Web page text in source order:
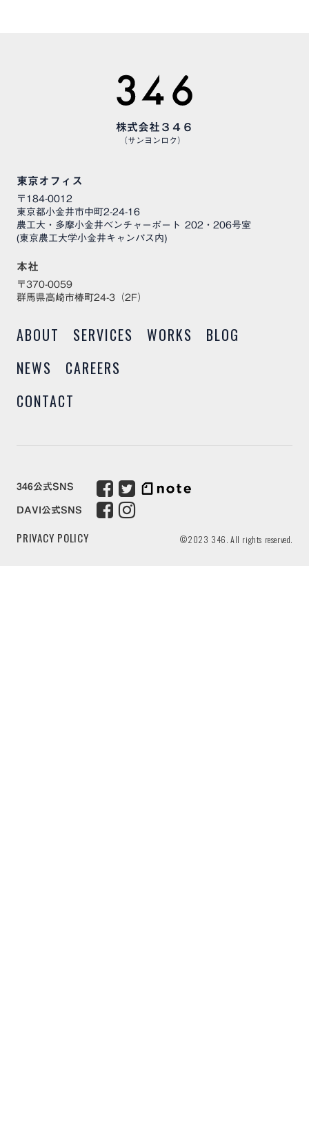
株式会社３４６
（サンヨンロク）
東京オフィス
〒184-0012
東京都小金井市中町2-24-16
農工大・多摩小金井ベンチャーポート 202・206号室
(東京農工大学小金井キャンパス内)
本社
〒370-0059
群馬県高崎市椿町24-3（2F）
ABOUT SERVICES WORKS
BLOG
NEWS
CAREERS
CONTACT
346公式SNS
DAVI公式SNS
PRIVACY POLICY ©2023 346. All rights reserved.